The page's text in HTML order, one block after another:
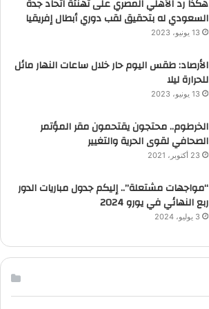
هكذا رد الأهلي المصري على تهنئة اتحاد جدة
السعودي له بتحقيق لقب دوري أبطال إفريقيا
13 يونيو، 2023
الأرصاد: طقس اليوم حار خلال ساعات النهار مائل
للحرارة ليلا
13 يونيو، 2023
الخرطوم.. محتجون يقتحمون مقر المؤتمر
الصحافي لقوى الحرية والتغيير
23 أكتوبر، 2021
“مواجهات مشتعلة”.. إليكم جدول مباريات الدور
ربع النهائي في يورو 2024
3 يوليو، 2024